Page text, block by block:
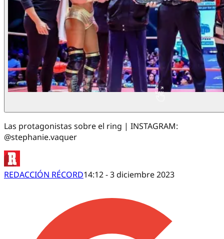
Las protagonistas sobre el ring | INSTAGRAM:
@stephanie.vaquer
REDACCIÓN RÉCORD14:12 - 3 diciembre 2023